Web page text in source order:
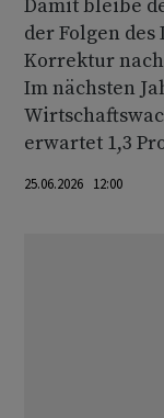
Damit bleibe
der Folgen
Korrektur
Im nächsten
erwartet 1,3
25.06.2026 12:00